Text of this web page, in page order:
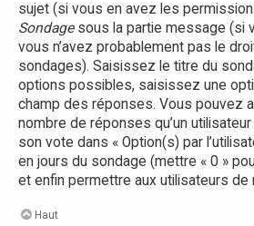
sujet (si vous en avez les
Sondagesous la partie message (si
vous n’avez probablement pas le
sondages). Saisissez le titre du
options possibles, saisissez une
champ des réponses. Vous pouvez
nombre de réponses qu’un
son vote dans « Option(s) par
en jours du sondage (mettre « 0 »
et enfin permettre aux utilisateurs de
Haut